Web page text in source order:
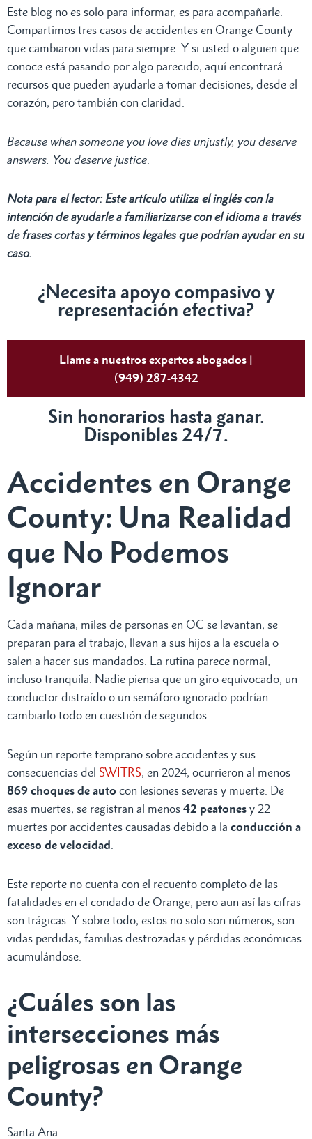
Este blog no es solo para informar, es para acompañarle.
Compartimos tres casos de accidentes en Orange County
que cambiaron vidas para siempre. Y si usted o alguien que
conoce está pasando por algo parecido, aquí encontrará
recursos que pueden ayudarle a tomar decisiones, desde el
corazón, pero también con claridad.
Because when someone you love dies unjustly, you deserve
answers. You deserve justice
Nota para el lector: Este artículo utiliza el inglés con la
intención de ayudarle a familiarizarse con el idioma a través
de frases cortas y términos legales que podrían ayudar en su
caso.
¿Necesita apoyo compasivo y
representación efectiva?
Llame a nuestros expertos abogados |
(949) 287-4342
Sin honorarios hasta ganar.
Disponibles 24/7.
Accidentes en Orange
County: Una Realidad
que No Podemos
Ignorar
Cada mañana, miles de personas en OC se levantan, se
preparan para el trabajo, llevan a sus hijos a la escuela o
salen a hacer sus mandados. La rutina parece normal,
incluso tranquila. Nadie piensa que un giro equivocado, un
conductor distraído o un semáforo ignorado podrían
cambiarlo todo en cuestión de segundos.
Según un reporte temprano sobre accidentes y sus
consecuencias del SWITRS, en 2024, ocurrieron al menos
869 choques de auto con lesiones severas y muerte. De
esas muertes, se registran al menos 42 peatones y 22
muertes por accidentes causadas debido a la conducción a
exceso de velocidad
Este reporte no cuenta con el recuento completo de las
fatalidades en el condado de Orange, pero aun así las cifras
son trágicas. Y sobre todo, estos no solo son números, son
vidas perdidas, familias destrozadas y pérdidas económicas
acumulándose.
¿Cuáles son las
intersecciones más
peligrosas en Orange
County?
Santa Ana: